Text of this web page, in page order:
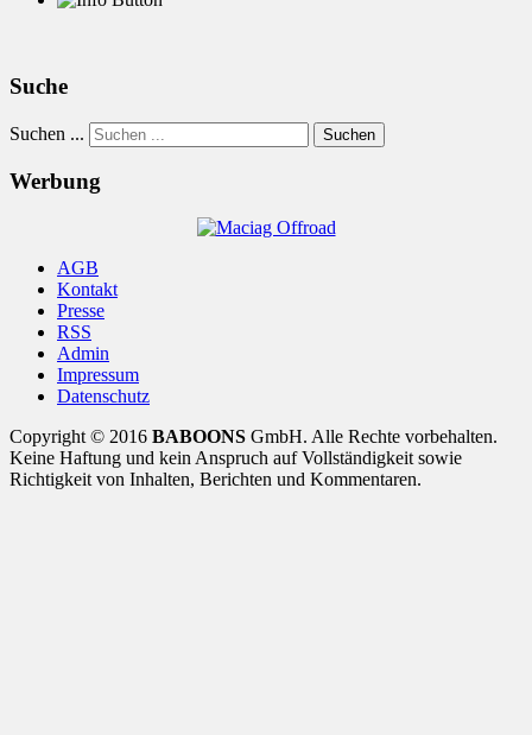
Suche
Suchen ... Suchen
Werbung
AGB
Kontakt
Presse
RSS
Admin
Impressum
Datenschutz
Copyright © 2016 BABOONS GmbH. Alle Rechte vorbehalten.
Keine Haftung und kein Anspruch auf Vollständigkeit sowie
Richtigkeit von Inhalten, Berichten und Kommentaren.